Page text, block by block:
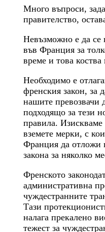
Много въпроси,
правителство,
Невъзможно е да се
във Франция за
време и това коства
Необходимо е
френския закон, за
нашите превозвачи
подходящо за тези
правила. Изискваме
вземете мерки, с
Франция да отложи
закона за няколко
Френското
административна
чуждестранните
Тази
налага прекалено
тежест за